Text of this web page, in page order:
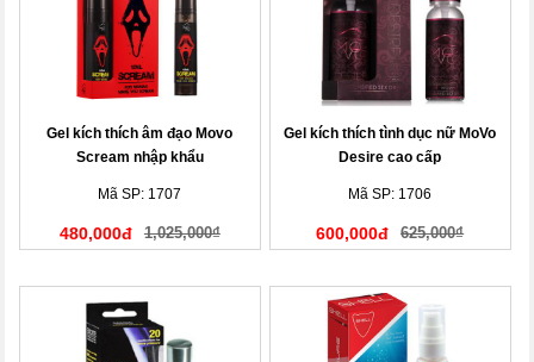
Gel kích thích âm đạo Movo
Scream nhập khẩu
Mã SP: 1707
480,000đ 1,025,000₫
Gel kích thích tình dục nữ MoVo
Desire cao cấp
Mã SP: 1706
600,000đ 625,000₫